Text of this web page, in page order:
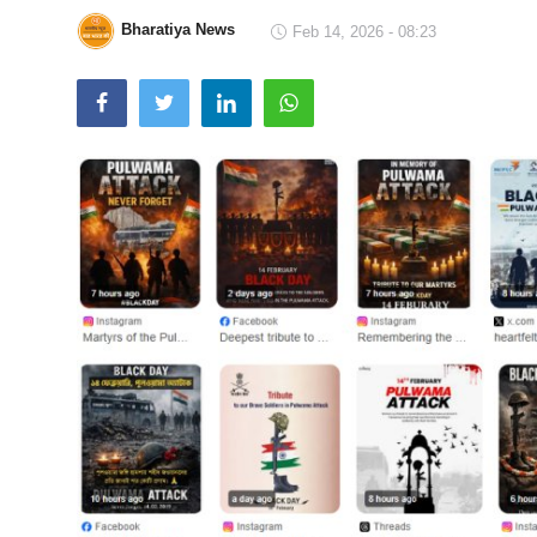
Technology
RSS-संघ
Bharatiya News Feb 14, 2026 - 08:23